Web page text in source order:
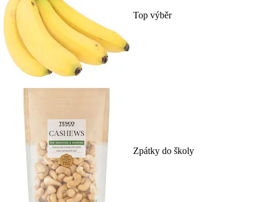
Top výběr
Zpátky do školy